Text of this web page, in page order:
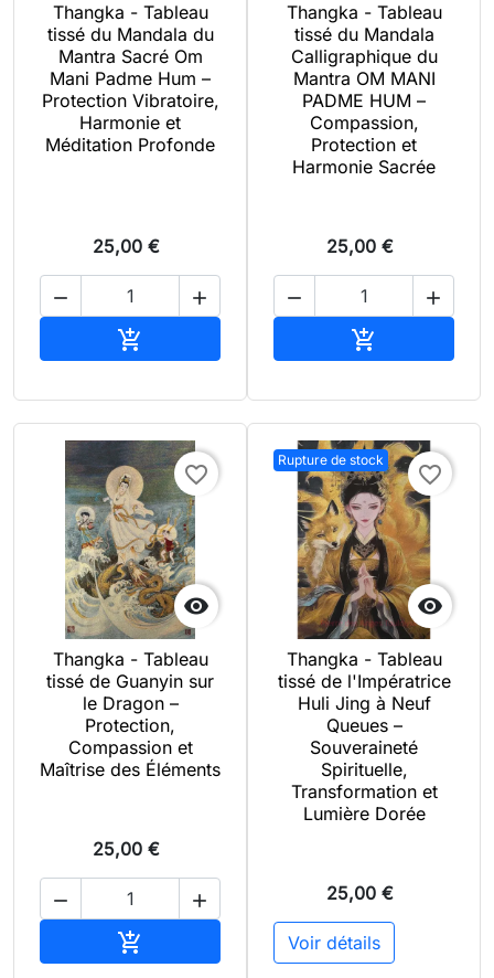
Thangka - Tableau
tissé du Mandala du
Mantra Sacré Om
Mani Padme Hum –
Protection Vibratoire,
Harmonie et
Méditation Profonde
25,00 €
 

Thangka - Tableau
tissé du Mandala
Calligraphique du
Mantra OM MANI
PADME HUM –
Compassion,
Protection et
Harmonie Sacrée
25,00 €
 


favorite_border
Thangka - Tableau
tissé de Guanyin sur
le Dragon –
Protection,
Compassion et
Maîtrise des Éléments
25,00 €
 

Rupture de stock

favorite_border
Thangka - Tableau
tissé de l'Impératrice
Huli Jing à Neuf
Queues –
Souveraineté
Spirituelle,
Transformation et
Lumière Dorée
25,00 €
Voir détails